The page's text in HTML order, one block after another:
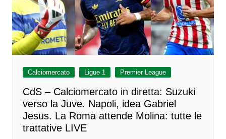
Calciomercato Ligue 1 Premier League
CdS – Calciomercato in diretta: Suzuki
verso la Juve. Napoli, idea Gabriel
Jesus. La Roma attende Molina: tutte le
trattative LIVE